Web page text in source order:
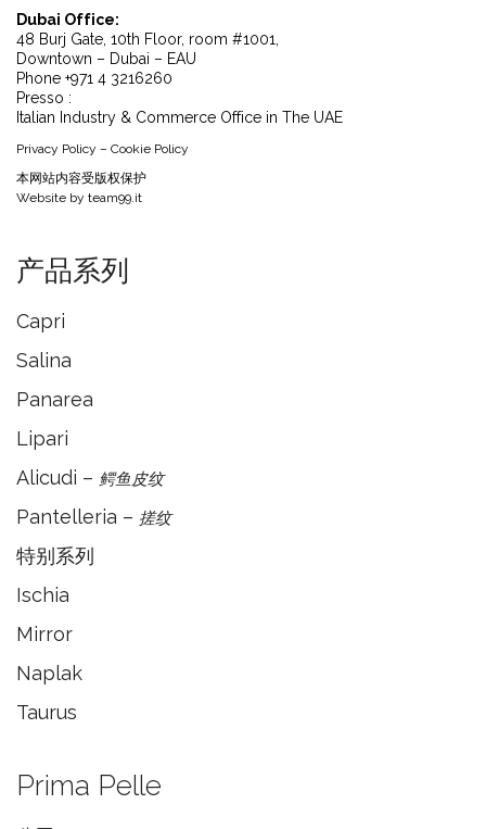
Dubai Office:
48 Burj Gate, 10th Floor, room #1001,
Downtown – Dubai – EAU
Phone +971 4 3216260
Presso :
Italian Industry & Commerce Office in The UAE
Privacy Policy – Cookie Policy
本⽹站内容受版权保护
Website by team99.it
产品系列
Capri
Salina
Panarea
Lipari
Alicudi – 鳄鱼皮纹
Pantelleria – 搓纹
特别系列
Ischia
Mirror
Naplak
Taurus
Prima Pelle